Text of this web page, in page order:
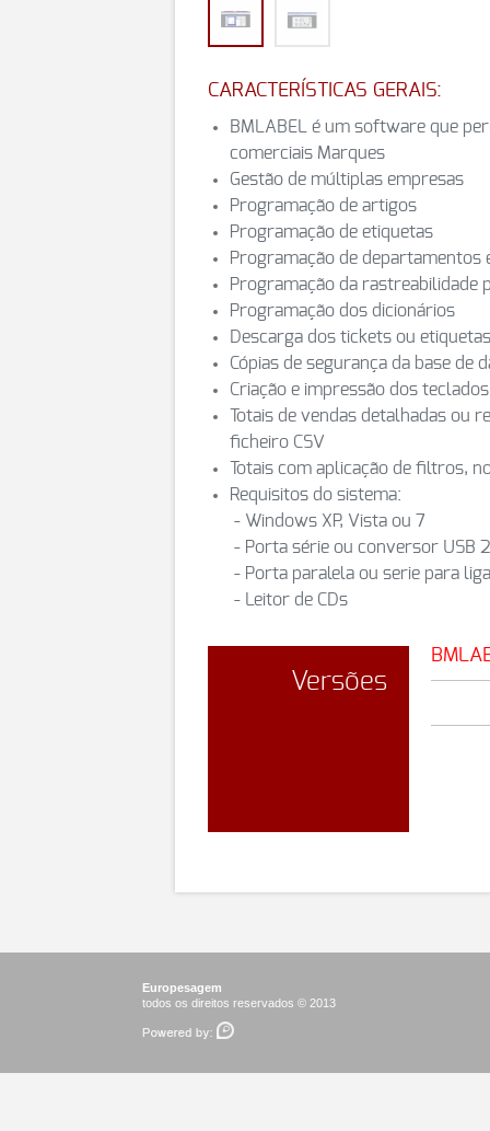
CARACTERÍSTICAS GERAIS:
BMLABEL é um software que
comerciais Marques
Gestão de múltiplas empresas
Programação de artigos
Programação de etiquetas
Programação de departamentos
Programação da rastreabilidade
Programação dos dicionários
Descarga dos tickets ou
Cópias de segurança da base de
Criação e impressão dos
Totais de vendas detalhadas ou
ficheiro CSV
Totais com aplicação de filtros,
Requisitos do sistema:
- Windows XP, Vista ou 7
- Porta série ou conversor USB
- Porta paralela ou serie para
- Leitor de CDs
Versões
Europesagem
todos os direitos reservados © 2013